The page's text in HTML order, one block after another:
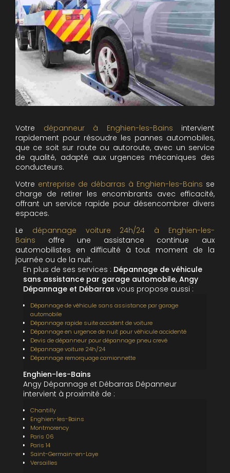
Votre dépanneur à Enghien-les-Bains intervient
rapidement pour résoudre les pannes automobiles,
que ce soit sur route ou autoroute, avec un service
de qualité, adapté aux urgences mécaniques des
conducteurs.
Votre entreprise de débarras à Enghien-les-Bains se
charge de retirer les encombrants avec efficacité,
offrant un service rapide pour désencombrer divers
espaces.
Le dépannage voiture 24h/24 à Enghien-les-
Bains offre une assistance continue aux
automobilistes en difficulté à tout moment de la
journée ou de la nuit.
En plus de ses services : Dépannage de véhicule
sans assistance par garage automobile, Angy
Dépannage et Débarras vous propose aussi :
Dépannage de véhicule sans assistance par garage
automobile
Dépannage rapide suite accident de voiture
Dépannage en urgence de nuit pour véhicule accidenté
Devis de dépanneur pour dépannage pneu crevé
Dépannage voiture 24h/24
Dépannage remorquage camionnette
Enghien-les-Bains
Angy Dépannage et Débarras Dépanneur
intervient à proximité de :
Chantilly
Enghien-les-Bains
Montmorency
Paris 06
Paris 14
Saint-Germain-en-Laye
Versailles